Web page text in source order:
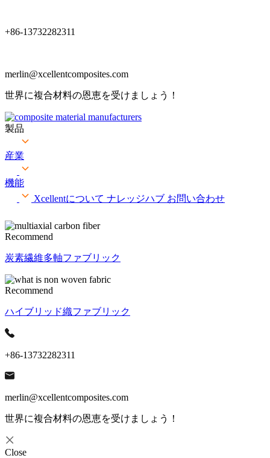
+86-13732282311
merlin@xcellentcomposites.com
世界に複合材料の恩恵を受けましょう！
製品
産業
機能
Xcellentについて ナレッジハブ お問い合わせ
Recommend
炭素繊維多軸ファブリック
Recommend
ハイブリッド織ファブリック
+86-13732282311
merlin@xcellentcomposites.com
世界に複合材料の恩恵を受けましょう！
Close